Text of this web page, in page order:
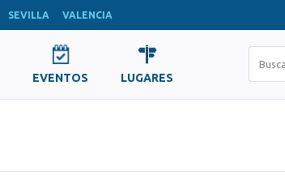
SEVILLA VALENCIA
EVENTOS LUGARES